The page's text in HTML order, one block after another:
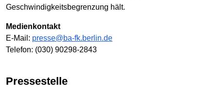
Geschwindigkeitsbegrenzung hält.
Medienkontakt
E-Mail: presse@ba-fk.berlin.de
Telefon: (030) 90298-2843
Pressestelle